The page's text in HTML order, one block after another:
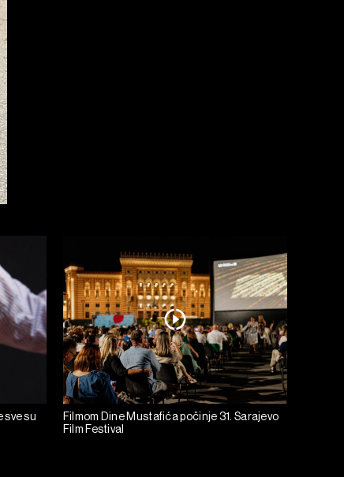
sve su
Filmom Dine Mustafića počinje 31. Sarajevo
Film Festival